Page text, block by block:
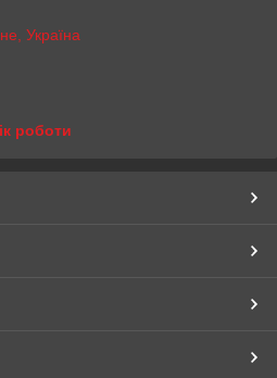
Україна
роботи